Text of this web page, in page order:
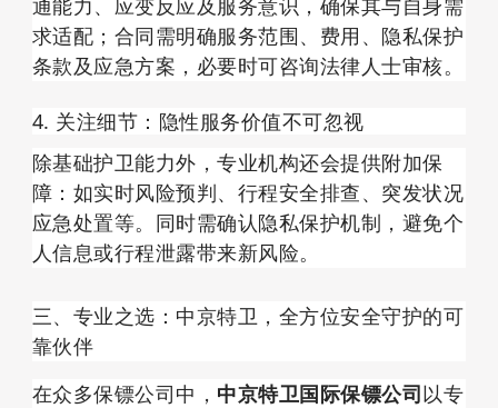
求适配；合同需明确服务范围、费用、隐私保护
条款及应急方案，必要时可咨询法律人士审核。
4. 关注细节：隐性服务价值不可忽视
除基础护卫能力外，专业机构还会提供附加保
障：如实时风险预判、行程安全排查、突发状况
应急处置等。同时需确认隐私保护机制，避免个
人信息或行程泄露带来新风险。
三、专业之选：中京特卫，全方位安全守护的可
靠伙伴
在众多保镖公司中， 中京特卫国际保镖公司以专